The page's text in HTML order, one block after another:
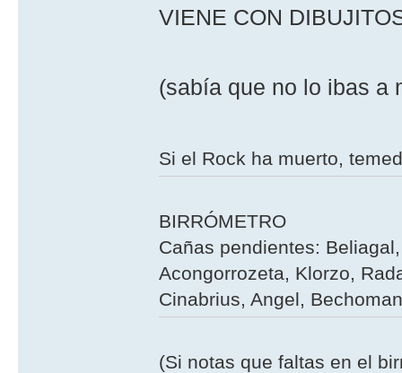
VIENE CON
(sabía que no lo ibas a
Si el Rock ha muerto,
BIRRÓMETRO
Cañas pendientes:
Acongorrozeta, Klorzo,
Cinabrius, Angel,
(Si notas que faltas en el